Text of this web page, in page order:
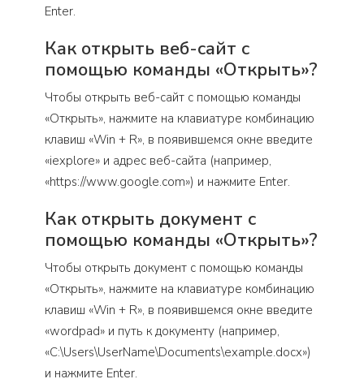
Enter.
Как открыть веб-сайт с
помощью команды «Открыть»?
Чтобы открыть веб-сайт с помощью команды
«Открыть», нажмите на клавиатуре комбинацию
клавиш «Win + R», в появившемся окне введите
«iexplore» и адрес веб-сайта (например,
«https://www.google.com») и нажмите Enter.
Как открыть документ с
помощью команды «Открыть»?
Чтобы открыть документ с помощью команды
«Открыть», нажмите на клавиатуре комбинацию
клавиш «Win + R», в появившемся окне введите
«wordpad» и путь к документу (например,
«C:\Users\UserName\Documents\example.docx»)
и нажмите Enter.